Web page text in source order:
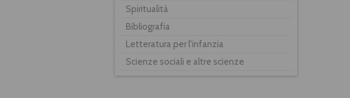
Spiritualità
Bibliografia
Letteratura per l'infanzia
Scienze sociali e altre scienze